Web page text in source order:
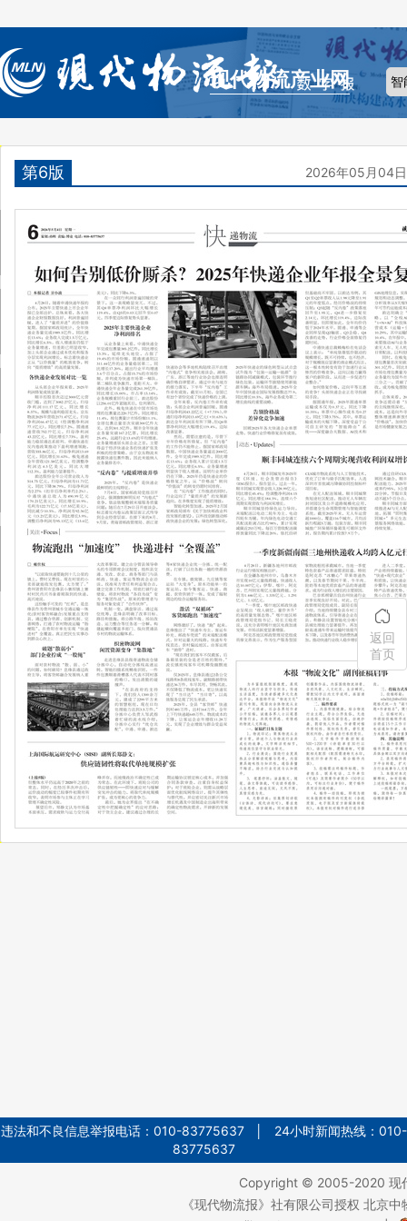
现代物流产业网
第6版 2026年05月04
违法和不良信息举报电话：010-83775637 │ 24小时新闻热线：010-
83775637
Copyright © 2005-2020 现
《现代物流报》社有限公司授权 北京
返回
首页